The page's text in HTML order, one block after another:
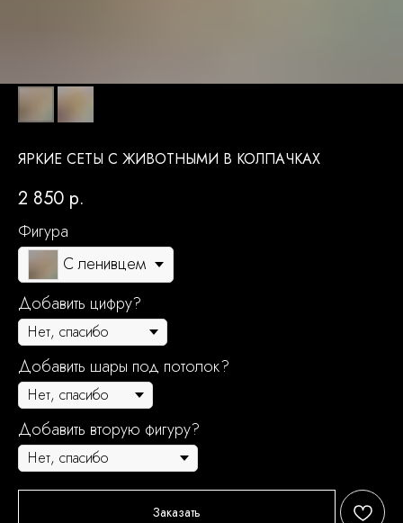
ЯРКИЕ СЕТЫ С ЖИВОТНЫМИ В КОЛПАЧКАХ
2 850 р.
Фигура
С ленивцем
Добавить цифру?
Добавить шары под потолок?
Добавить вторую фигуру?
Заказать